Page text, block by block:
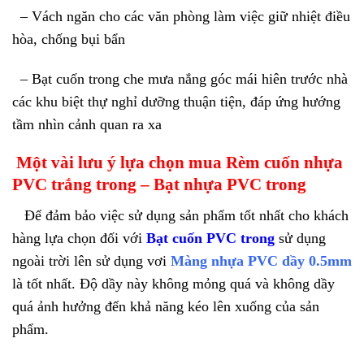
– Vách ngăn cho các văn phòng làm việc giữ nhiệt điều
hòa, chống bụi bẩn
– Bạt cuốn trong che mưa nắng góc mái hiên trước nhà
các khu biệt thự nghỉ dưỡng thuận tiện, đáp ứng hướng
tầm nhìn cảnh quan ra xa
Một vài lưu ý lựa chọn mua Rèm cuốn nhựa
PVC trắng trong – Bạt nhựa PVC trong
Để đảm bảo việc sử dụng sản phẩm tốt nhất cho khách
hàng lựa chọn đối với Bạt cuốn PVC trong sử dụng
ngoài trời lên sử dụng vơi Màng nhựa PVC dầy 0.5mm
là tốt nhất. Độ dầy này không mỏng quá và không dầy
quá ảnh hưởng đến khả năng kéo lên xuống của sản
phẩm.